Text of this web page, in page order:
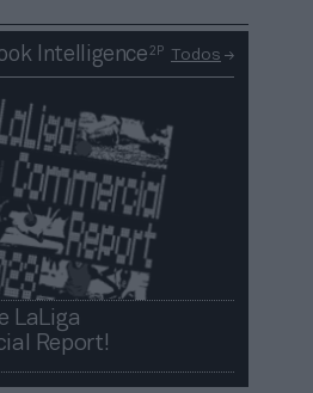
Intelligence2P Todos
LaLiga
Report!​​